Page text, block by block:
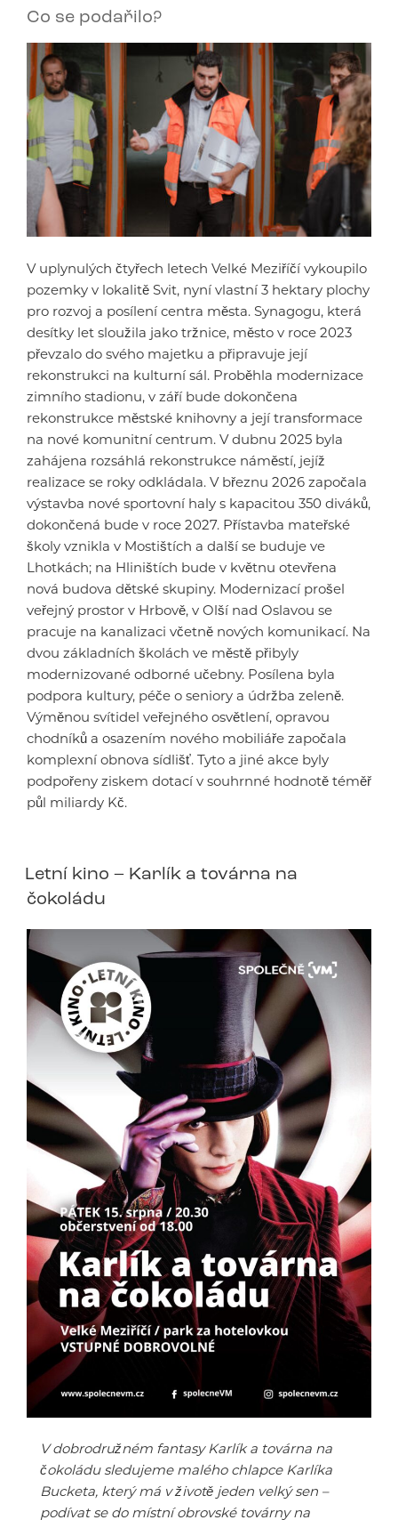
Co se podařilo?
V uplynulých čtyřech letech Velké Meziříčí vykoupilo
pozemky v lokalitě Svit, nyní vlastní 3 hektary plochy
pro rozvoj a posílení centra města. Synagogu, která
desítky let sloužila jako tržnice, město v roce 2023
převzalo do svého majetku a připravuje její
rekonstrukci na kulturní sál. Proběhla modernizace
zimního stadionu, v září bude dokončena
rekonstrukce městské knihovny a její transformace
na nové komunitní centrum. V dubnu 2025 byla
zahájena rozsáhlá rekonstrukce náměstí, jejíž
realizace se roky odkládala. V březnu 2026 započala
výstavba nové sportovní haly s kapacitou 350 diváků,
dokončená bude v roce 2027. Přístavba mateřské
školy vznikla v Mostištích a další se buduje ve
Lhotkách; na Hliništích bude v květnu otevřena
nová budova dětské skupiny. Modernizací prošel
veřejný prostor v Hrbově, v Olší nad Oslavou se
pracuje na kanalizaci včetně nových komunikací. Na
dvou základních školách ve městě přibyly
modernizované odborné učebny. Posílena byla
podpora kultury, péče o seniory a údržba zeleně.
Výměnou svítidel veřejného osvětlení, opravou
chodníků a osazením nového mobiliáře započala
komplexní obnova sídlišť. Tyto a jiné akce byly
podpořeny ziskem dotací v souhrnné hodnotě téměř
půl miliardy Kč.
Letní kino – Karlík a továrna na
čokoládu
V dobrodružném fantasy Karlík a továrna na
čokoládu sledujeme malého chlapce Karlíka
Bucketa, který má v životě jeden velký sen –
podívat se do místní obrovské továrny na